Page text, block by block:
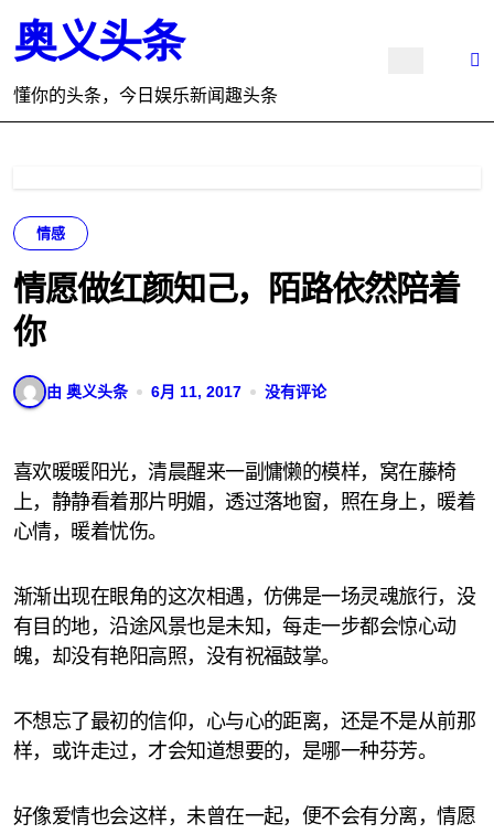
到
内
容
奥义头条
懂你的头条，今日娱乐新闻趣头条
情感
情愿做红颜知己，陌路依然陪着
你
由 奥义头条 6月 11, 2017 没有评论
喜欢暖暖阳光，清晨醒来一副慵懒的模样，窝在藤椅
上，静静看着那片明媚，透过落地窗，照在身上，暖着
心情，暖着忧伤。
渐渐出现在眼角的这次相遇，仿佛是一场灵魂旅行，没
有目的地，沿途风景也是未知，每走一步都会惊心动
魄，却没有艳阳高照，没有祝福鼓掌。
不想忘了最初的信仰，心与心的距离，还是不是从前那
样，或许走过，才会知道想要的，是哪一种芬芳。
好像爱情也会这样，未曾在一起，便不会有分离，情愿